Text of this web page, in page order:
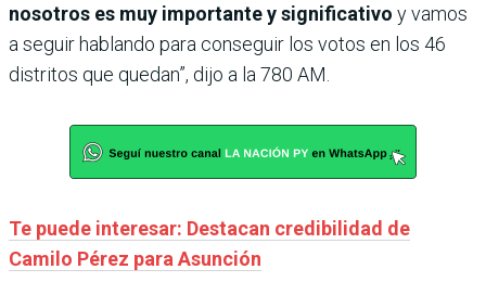
nosotros es muy importante y significativo y vamos
a seguir hablando para conseguir los votos en los 46
distritos que quedan”, dijo a la 780 AM.
Te puede interesar: Destacan credibilidad de
Camilo Pérez para Asunción